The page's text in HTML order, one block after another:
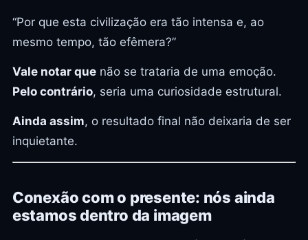
“Por que esta civilização era tão intensa e, ao
mesmo tempo, tão efêmera?”
Vale notar quenão se trataria de uma emoção.
Pelo contrário, seria uma curiosidade estrutural.
Ainda assim, o resultado final não deixaria de ser
inquietante.
Conexão com o presente: nós ainda
estamos dentro da imagem